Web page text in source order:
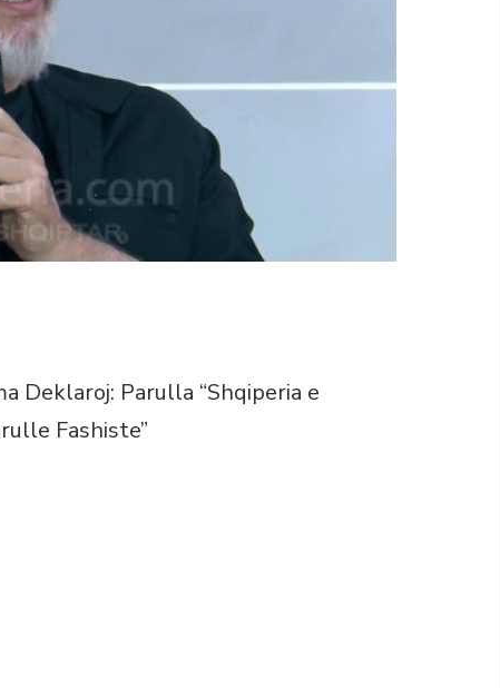
Deklaroj: Parulla “Shqiperia e
Fashiste”